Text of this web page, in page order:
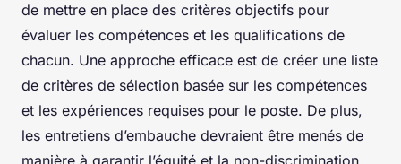
de mettre en place des critères objectifs pour
évaluer les compétences et les qualifications de
chacun. Une approche efficace est de créer une liste
de critères de sélection basée sur les compétences
et les expériences requises pour le poste. De plus,
les entretiens d’embauche devraient être menés de